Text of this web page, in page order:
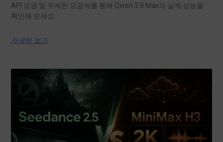
API 요금 및 무제한 요금제를 통해 Qwen 3.8 Max의 실제 성능을
확인해 보세요.
자세히 보기